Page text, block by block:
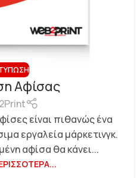
Αφίσας
είναι πιθανώς ένα
εργαλεία μάρκετινγκ.
αφίσα θα κάνει...